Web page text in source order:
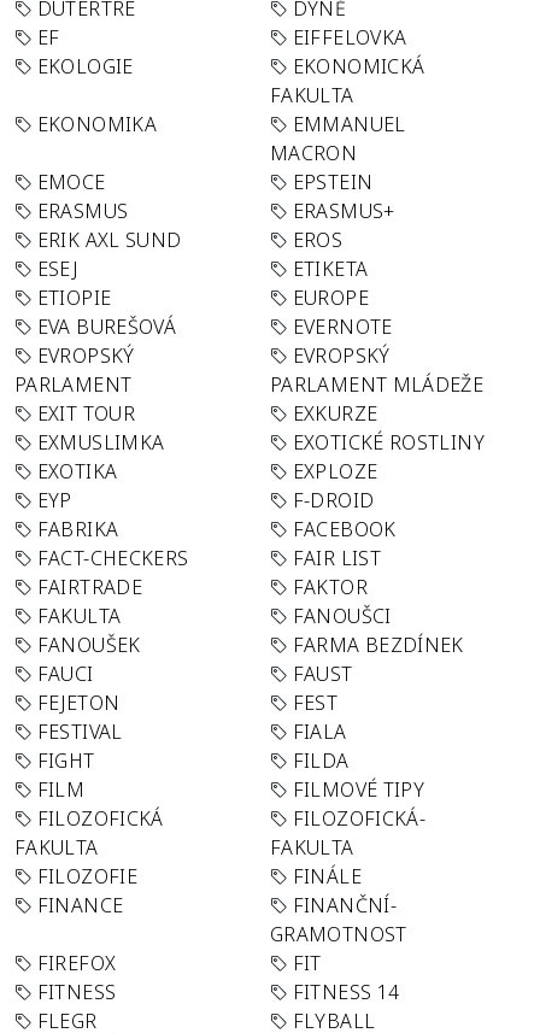
DUTERTRE
DÝNĚ
EF
EIFFELOVKA
EKOLOGIE
EKONOMICKÁ
FAKULTA
EKONOMIKA
EMMANUEL
MACRON
EMOCE
EPSTEIN
ERASMUS
ERASMUS+
ERIK AXL SUND
EROS
ESEJ
ETIKETA
ETIOPIE
EUROPE
EVA BUREŠOVÁ
EVERNOTE
EVROPSKÝ
PARLAMENT
EVROPSKÝ
PARLAMENT MLÁDEŽE
EXIT TOUR
EXKURZE
EXMUSLIMKA
EXOTICKÉ ROSTLINY
EXOTIKA
EXPLOZE
EYP
F-DROID
FABRIKA
FACEBOOK
FACT-CHECKERS
FAIR LIST
FAIRTRADE
FAKTOR
FAKULTA
FANOUŠCI
FANOUŠEK
FARMA BEZDÍNEK
FAUCI
FAUST
FEJETON
FEST
FESTIVAL
FIALA
FIGHT
FILDA
FILM
FILMOVÉ TIPY
FILOZOFICKÁ
FAKULTA
FILOZOFICKÁ-
FAKULTA
FILOZOFIE
FINÁLE
FINANCE
FINANČNÍ-
GRAMOTNOST
FIREFOX
FIT
FITNESS
FITNESS 14
FLEGR
FLYBALL